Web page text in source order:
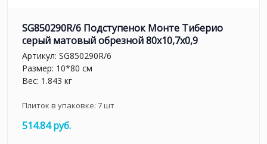
SG850290R/6 Подступенок Монте Тиберио
серый матовый обрезной 80x10,7x0,9
Артикул: SG850290R/6
Размер: 10*80 см
Вес: 1.843 кг
Плиток в упаковке: 7шт
514.84 руб.